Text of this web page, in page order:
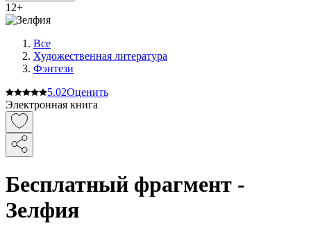
12+
Все
Художественная литература
Фэнтези
5.02Оценить
Электронная книга
Бесплатный фрагмент -
Зелфия